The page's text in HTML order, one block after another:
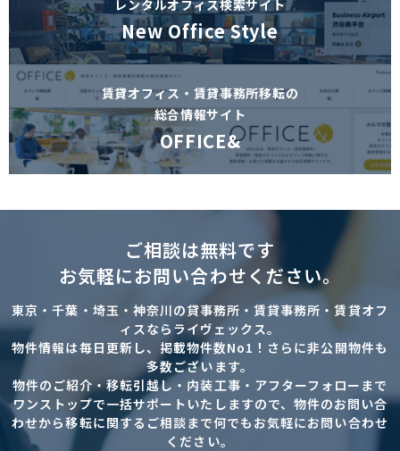
レンタルオフィス検索サイト
New Office Style
賃貸オフィス・賃貸事務所移転の
総合情報サイト
OFFICE&
ご相談は無料です
お気軽にお問い合わせください。
東京・千葉・埼玉・神奈川の貸事務所・賃貸事務所・賃貸オフ
ィスならライヴェックス。
物件情報は毎日更新し、掲載物件数No1！さらに非公開物件も
多数ございます。
物件のご紹介・移転引越し・内装工事・アフターフォローまで
ワンストップで一括サポートいたしますので、物件のお問い合
わせから移転に関するご相談まで何でもお気軽にお問い合わせ
ください。